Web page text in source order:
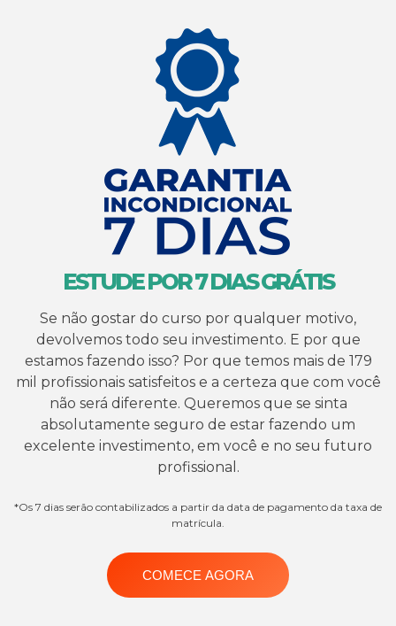
ESTUDE POR 7 DIAS GRÁTIS
Se não gostar do curso por qualquer motivo,
devolvemos todo seu investimento. E por que
estamos fazendo isso? Por que temos mais de 179
mil profissionais satisfeitos e a certeza que com você
não será diferente. Queremos que se sinta
absolutamente seguro de estar fazendo um
excelente investimento, em você e no seu futuro
profissional.
*Os 7 dias serão contabilizados a partir da data de pagamento da taxa de
matrícula.
COMECE AGORA